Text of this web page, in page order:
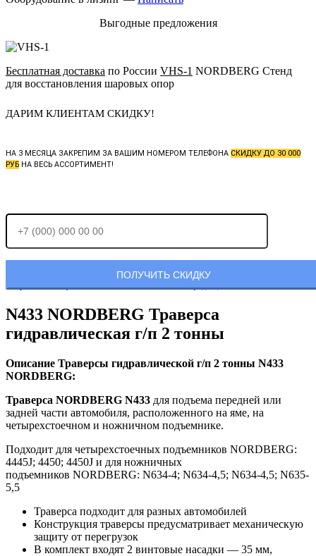
Выгодные предложения
Бесплатная доставка по России VHS-1 NORDBERG Стенд
для восстановления шаровых опор
ДАРИМ КЛИЕНТАМ СКИДКУ!
НА 3 МЕСЯЦА ЗАКРЕПИМ ЗА ВАШИМ НОМЕРОМ ТЕЛЕФОНА СКИДКУ ДО 30 000
РУБ НА ВЕСЬ АССОРТИМЕНТ!
Отправляя заявку, Вы соглашаетесь сполитикой конфиденциальности.
N433 NORDBERG Траверса
гидравлическая г/п 2 тонны
Описание Траверсы гидравлической г/п 2 тонны N433
NORDBERG:
Траверса NORDBERG N433 для подъема передней или
задней части автомобиля, расположенного на яме, на
четырехстоечном и ножничном подъемнике.
Подходит для четырехстоечных подъемников NORDBERG:
4445J; 4450; 4450J и для ножничных
подъемников NORDBERG: N634-4; N634-4,5; N634-4,5; N635-
5,5
Траверса подходит для разных автомобилей
Конструкция траверсы предусматривает механическую
защиту от перегрузок
В комплект входят 2 винтовые насадки — 35 мм,